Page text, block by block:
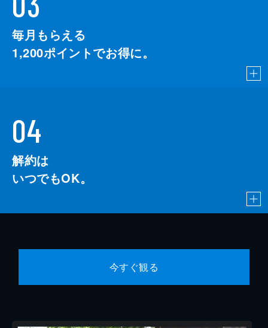
毎月もらえる
1,200ポイントでお得に。
04
解約は
いつでもOK。
今すぐ観る